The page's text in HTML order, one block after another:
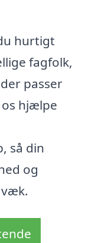
hurtigt
fagfolk,
passer
hjælpe
så din
og